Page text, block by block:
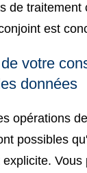
de traitement
est
votre
données
opérations
possibles